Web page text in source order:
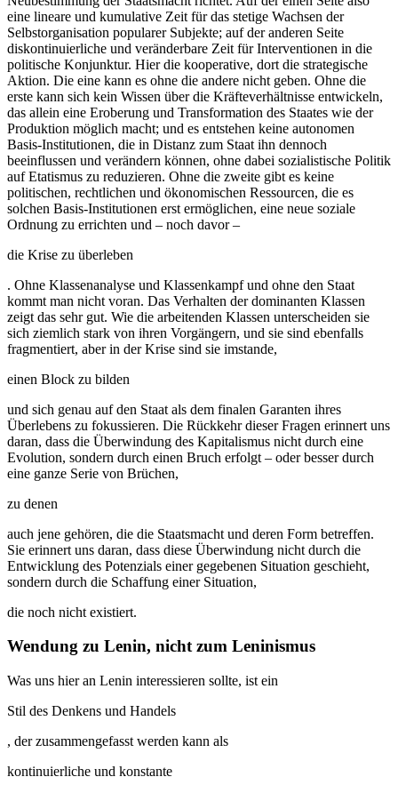
eine lineare und kumulative Zeit für das stetige Wachsen der
Selbstorganisation popularer Subjekte; auf der anderen Seite
diskontinuierliche und veränderbare Zeit für Interventionen in die
politische Konjunktur. Hier die kooperative, dort die strategische
Aktion. Die eine kann es ohne die andere nicht geben. Ohne die
erste kann sich kein Wissen über die Kräfteverhältnisse entwickeln,
das allein eine Eroberung und Transformation des Staates wie der
Produktion möglich macht; und es entstehen keine autonomen
Basis-Institutionen, die in Distanz zum Staat ihn dennoch
beeinflussen und verändern können, ohne dabei sozialistische Politik
auf Etatismus zu reduzieren. Ohne die zweite gibt es keine
politischen, rechtlichen und ökonomischen Ressourcen, die es
solchen Basis-Institutionen erst ermöglichen, eine neue soziale
Ordnung zu errichten und – noch davor –
die Krise zu überleben
. Ohne Klassenanalyse und Klassenkampf und ohne den Staat
kommt man nicht voran. Das Verhalten der dominanten Klassen
zeigt das sehr gut. Wie die arbeitenden Klassen unterscheiden sie
sich ziemlich stark von ihren Vorgängern, und sie sind ebenfalls
fragmentiert, aber in der Krise sind sie imstande,
einen Block zu bilden
und sich genau auf den Staat als dem finalen Garanten ihres
Überlebens zu fokussieren. Die Rückkehr dieser Fragen erinnert uns
daran, dass die Überwindung des Kapitalismus nicht durch eine
Evolution, sondern durch einen Bruch erfolgt – oder besser durch
eine ganze Serie von Brüchen,
zu denen
auch jene gehören, die die Staatsmacht und deren Form betreffen.
Sie erinnert uns daran, dass diese Überwindung nicht durch die
Entwicklung des Potenzials einer gegebenen Situation geschieht,
sondern durch die Schaffung einer Situation,
die noch nicht existiert.
Wendung zu Lenin, nicht zum Leninismus
Was uns hier an Lenin interessieren sollte, ist ein
Stil des Denkens und Handels
, der zusammengefasst werden kann als
kontinuierliche und konstante